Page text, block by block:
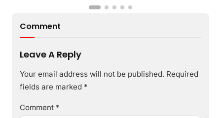
Comment
Leave A Reply
Your email address will not be published. Required
fields are marked *
Comment *